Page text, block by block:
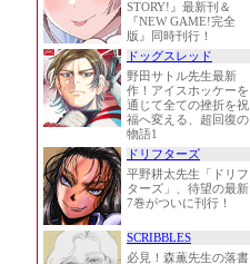
STORY!』最新刊＆
『NEW GAME!完全
版』同時刊行！
ドッグスレッド
野田サトル先生最新
作！アイスホッケーを
通じて全ての挫折を祝
福へ変える、超回復の
物語1
ドリフターズ
平野耕太先生「ドリフ
ターズ」、待望の最新
7巻がついに刊行！
SCRIBBLES
必見！森薫先生の落書